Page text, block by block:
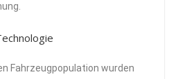
Fahrzeugpopulation wurden